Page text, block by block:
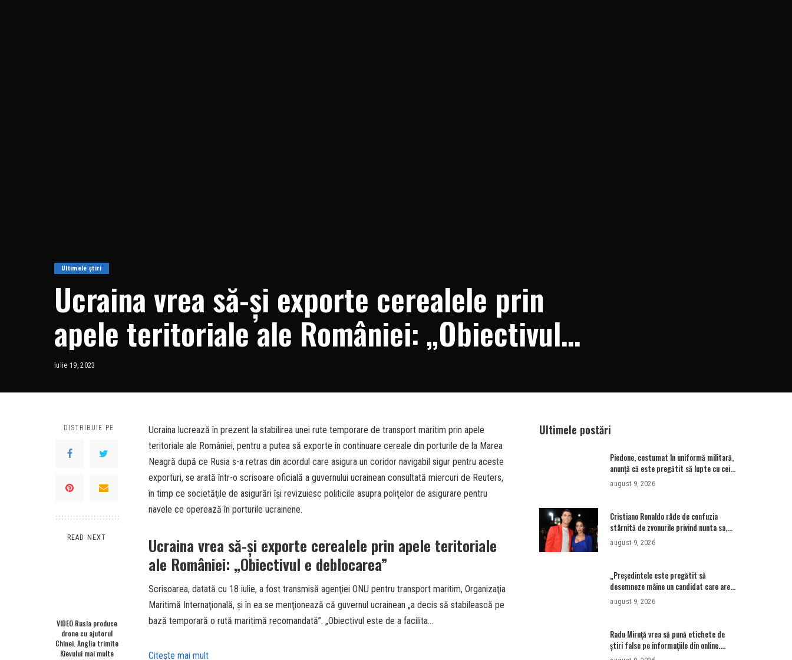
Ultimele știri
Ucraina vrea să-şi exporte cerealele prin
apele teritoriale ale României: „Obiectivul e
deblocarea”
iulie 19, 2023
DISTRIBUIE PE
READ NEXT
VIDEO Rusia produce
drone cu ajutorul
Chinei. Anglia trimite
Kievului mai multe
Ucraina lucrează în prezent la stabilirea unei rute temporare de transport maritim prin apele
teritoriale ale României, pentru a putea să exporte în continuare cereale din porturile de la Marea
Neagră după ce Rusia s-a retras din acordul care asigura un coridor navigabil sigur pentru aceste
exporturi, se arată într-o scrisoare oficială a guvernului ucrainean consultată miercuri de Reuters,
în timp ce societăţile de asigurări îşi revizuiesc politicile asupra poliţelor de asigurare pentru
navele ce operează în porturile ucrainene.
Ucraina vrea să-şi exporte cerealele prin apele teritoriale
ale României: „Obiectivul e deblocarea”
Scrisoarea, datată cu 18 iulie, a fost transmisă agenţiei ONU pentru transport maritim, Organizaţia
Maritimă Internaţională, şi în ea se menţionează că guvernul ucrainean „a decis să stabilească pe
bază temporară o rută maritimă recomandată”. „Obiectivul este de a facilita…
Citeşte mai mult
Ultimele postări
Piedone, costumat în uniformă militară,
anunță că este pregătit să lupte cu cei
care l-au „supărat”: „S-a întors
boomerangul”
august 9, 2026
Cristiano Ronaldo râde de confuzia
stârnită de zvonurile privind nunta sa,
după ce 2000 de fani s-au adunat la
nunta greșită – Aleph News
august 9, 2026
„Președintele este pregătit să
desemneze mâine un candidat care are
majoritate • Newsweek România
august 9, 2026
Radu Miruţă vrea să pună etichete de
știri false pe informațiile din online.
Ministrul demis al Apărării a fost acuzat